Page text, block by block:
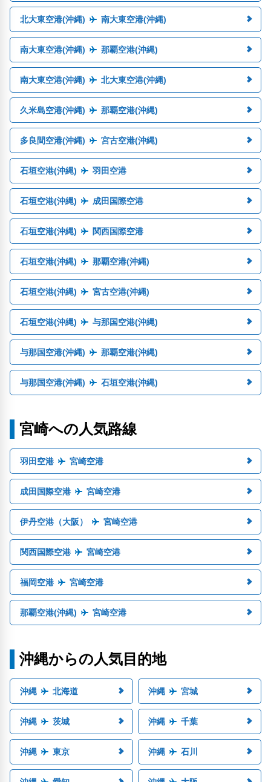
北大東空港(沖縄) 南大東空港(沖縄)
南大東空港(沖縄) 那覇空港(沖縄)
南大東空港(沖縄) 北大東空港(沖縄)
久米島空港(沖縄) 那覇空港(沖縄)
多良間空港(沖縄) 宮古空港(沖縄)
石垣空港(沖縄) 羽田空港
石垣空港(沖縄) 成田国際空港
石垣空港(沖縄) 関西国際空港
石垣空港(沖縄) 那覇空港(沖縄)
石垣空港(沖縄) 宮古空港(沖縄)
石垣空港(沖縄) 与那国空港(沖縄)
与那国空港(沖縄) 那覇空港(沖縄)
与那国空港(沖縄) 石垣空港(沖縄)
宮崎への人気路線
羽田空港 宮崎空港
成田国際空港 宮崎空港
伊丹空港（大阪） 宮崎空港
関西国際空港 宮崎空港
福岡空港 宮崎空港
那覇空港(沖縄) 宮崎空港
沖縄からの人気目的地
沖縄 北海道 沖縄 宮城
沖縄 茨城 沖縄 千葉
沖縄 東京 沖縄 石川